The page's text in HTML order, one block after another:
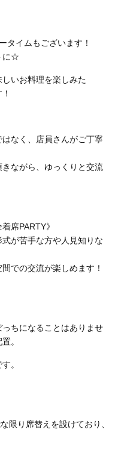
タイムもございます！
に☆
いお料理を楽しみた
なく、店員さんがご丁寧
ながら、ゆっくりと交流
席PARTY》
が苦手な方や人見知りな
での交流が楽しめます！
ちになることはありませ
。
。
限り席替えを設けており、